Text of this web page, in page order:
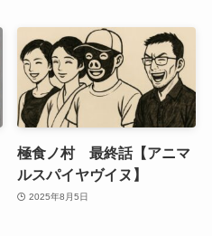
極食ノ村 最終話【アニマ
ルスパイヤヴイヌ】
2025年8月5日